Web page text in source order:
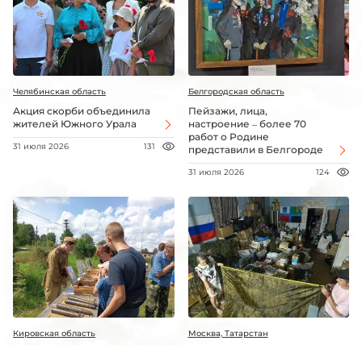
Челябинская область
Акция скорби объединила
жителей Южного Урала
31 июля 2026 131
Белгородская область
Пейзажи, лица,
настроение – более 70
работ о Родине
представили в Белгороде
31 июля 2026 124
Кировская область Москва, Татарстан